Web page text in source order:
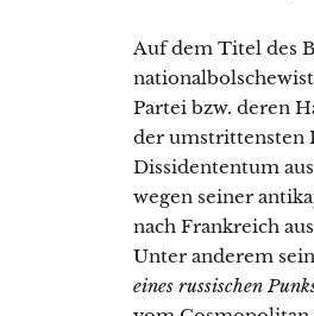
Auf dem Titel des
Partei bzw. deren
der umstrittensten
Dissidententum
wegen seiner
nach Frankreich
Unter anderem
eines russischen